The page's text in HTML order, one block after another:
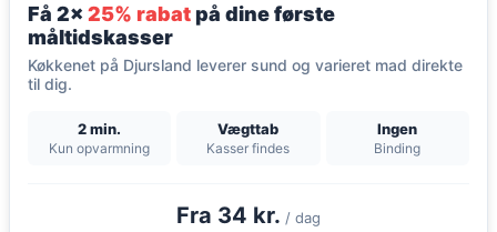
Få 2x 25% rabatpå dine første
måltidskasser
Køkkenet på Djursland leverer sund og varieret mad direkte
til dig.
2 min.
Kun opvarmning
Vægttab
Kasser findes
Ingen
Binding
Fra 34 kr. / dag